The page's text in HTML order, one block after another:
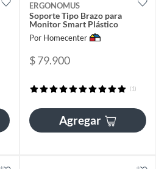
ERGONOMUS
Soporte Tipo Brazo para
Monitor Smart Plástico
Por Homecenter
$ 79.900
(1)
Agregar